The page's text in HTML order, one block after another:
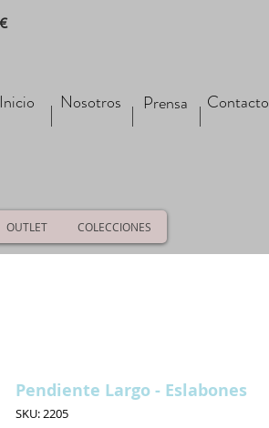
Inicio Nosotros Prensa Contacto
Pendiente Largo - Eslabones
SKU: 2205
OUTLET COLECCIONES